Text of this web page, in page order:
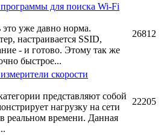
для поиска Wi-Fi
уже давно норма.
настраивается SSID,
- и готово. Этому так же
быстрое...
26812
скорости
представляют собой
нагрузку на сети
реальном времени. Данная
22205